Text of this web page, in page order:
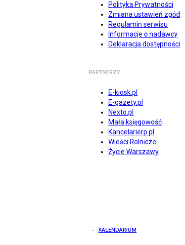
Polityka Prywatności
Zmiana ustawień zgód
Regulamin serwisu
Informacje o nadawcy
Deklaracja dostępności
PARTNERZY
E-kiosk.pl
E-gazety.pl
Nexto.pl
Mała księgowość
Kancelarierp.pl
Wieści Rolnicze
Życie Warszawy
KALENDARIUM